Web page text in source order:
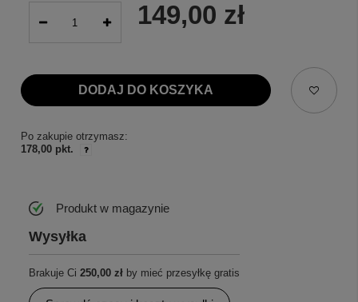
149,00 zł
DODAJ DO KOSZYKA
Po zakupie otrzymasz:
178,00 pkt.
Produkt w magazynie
Wysyłka
Brakuje Ci 250,00 zł by mieć przesyłkę gratis